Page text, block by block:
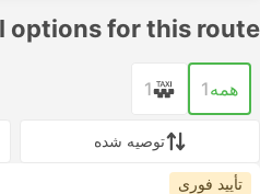
options for this route
همه1
1
توصیه شده
تأیید فوری